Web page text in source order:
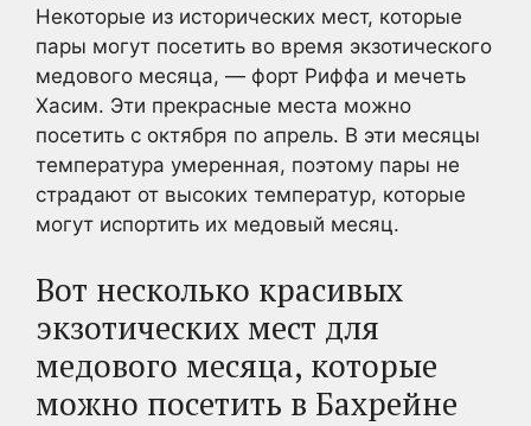
Некоторые из исторических мест, которые
пары могут посетить во время экзотического
медового месяца, — форт Риффа и мечеть
Хасим. Эти прекрасные места можно
посетить с октября по апрель. В эти месяцы
температура умеренная, поэтому пары не
страдают от высоких температур, которые
могут испортить их медовый месяц.
Вот несколько красивых
экзотических мест для
медового месяца, которые
можно посетить в Бахрейне